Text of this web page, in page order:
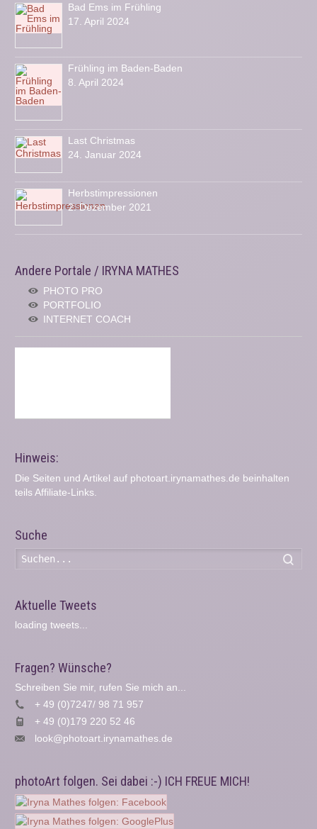
Bad Ems im Frühling
17. April 2024
Frühling im Baden-Baden
8. April 2024
Last Christmas
24. Januar 2024
Herbstimpressionen
2. Dezember 2021
Andere Portale / IRYNA MATHES
PHOTO PRO
PORTFOLIO
INTERNET COACH
Hinweis:
Die Seiten und Artikel auf photoart.irynamathes.de beinhalten
teils Affiliate-Links.
Suche
Aktuelle Tweets
loading tweets...
Fragen? Wünsche?
Schreiben Sie mir, rufen Sie mich an...
+ 49 (0)7247/ 98 71 957
+ 49 (0)179 220 52 46
look@photoart.irynamathes.de
photoArt folgen. Sei dabei :-) ICH FREUE MICH!